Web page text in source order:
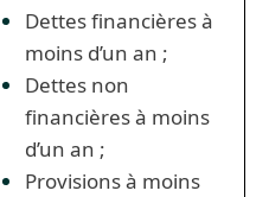
Dettes financières à
moins d’un an ;
Dettes non
financières à moins
d’un an ;
Provisions à moins